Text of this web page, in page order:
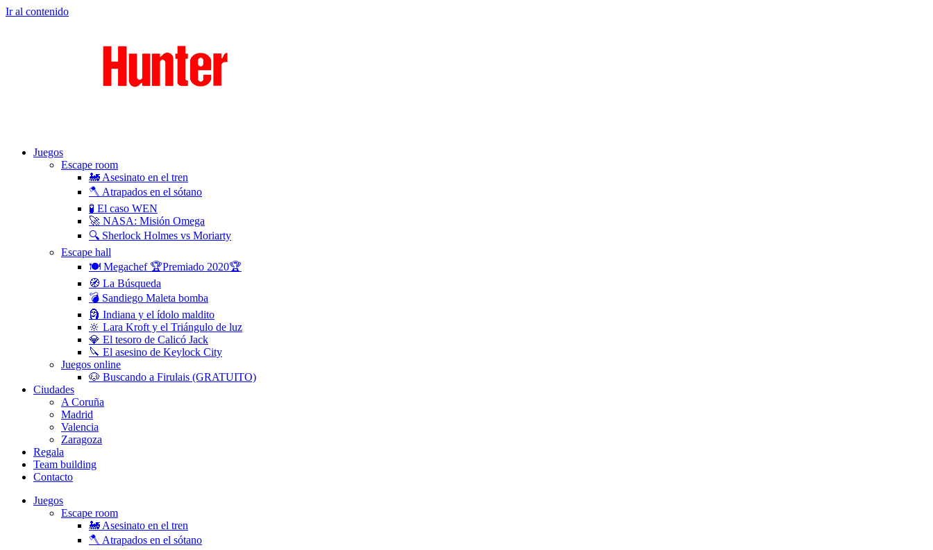
Ir al contenido
Juegos
Escape room
🚂 Asesinato en el tren
🪓 Atrapados en el sótano
🧪 El caso WEN
🚀 NASA: Misión Omega
🔍 Sherlock Holmes vs Moriarty
Escape hall
🍽 Megachef 🏆Premiado 2020🏆
🧭 La Búsqueda
💣 Sandiego Maleta bomba
🗿 Indiana y el ídolo maldito
🔆 Lara Kroft y el Triángulo de luz
💎 El tesoro de Calicó Jack
🔪 El asesino de Keylock City
Juegos online
🐶 Buscando a Firulais (GRATUITO)
Ciudades
A Coruña
Madrid
Valencia
Zaragoza
Regala
Team building
Contacto
Juegos
Escape room
🚂 Asesinato en el tren
🪓 Atrapados en el sótano